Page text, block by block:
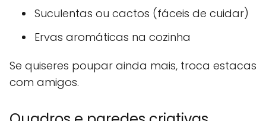
Suculentas ou cactos (fáceis de cuidar)
Ervas aromáticas na cozinha
Se quiseres poupar ainda mais, troca estacas
com amigos.